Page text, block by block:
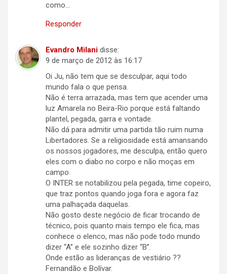
como…
Responder
Evandro Milani disse:
9 de março de 2012 às 16:17
Oi Ju, não tem que se desculpar, aqui todo
mundo fala o que pensa.
Não é terra arrazada, mas tem que acender uma
luz Amarela no Beira-Rio porque está faltando
plantel, pegada, garra e vontade.
Não dá para admitir uma partida tão ruim numa
Libertadores. Se a religiosidade está amansando
os nossos jogadores, me desculpa, então quero
eles com o diabo no corpo e não moças em
campo.
O INTER se notabilizou pela pegada, time copeiro,
que traz pontos quando joga fora e agora faz
uma palhaçada daquelas.
Não gosto deste negócio de ficar trocando de
técnico, pois quanto mais tempo ele fica, mas
conhece o elenco, mas não pode todo mundo
dizer “A” e ele sozinho dizer “B”.
Onde estão as lideranças de vestiário ??
Fernandão e Bolívar.